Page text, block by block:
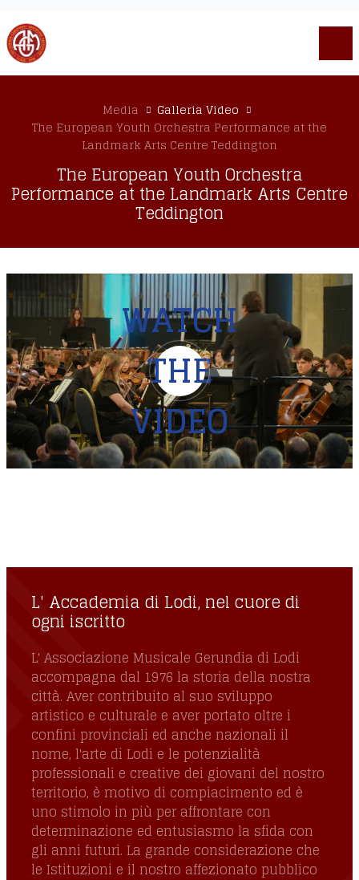
Media
Galleria Video
The European Youth Orchestra Performance at the
Landmark Arts Centre Teddington
The European Youth Orchestra
Performance at the Landmark Arts Centre
Teddington
WATCH
THE
VIDEO
L' Accademia di Lodi, nel cuore di
ogni iscritto
L' Associazione Musicale Gerundia di Lodi
accompagna dal 1976 la storia della nostra
città. Aver contribuito al suo sviluppo
artistico e culturale e aver portato oltre i
confini provinciali ed anche nazionali il
nome, l'arte di Lodi e le potenzialità
professionali e creative dei giovani del nostro
territorio, è motivo di compiacimento ed è
uno stimolo in più per affrontare con
determinazione ed entusiasmo la sfida con
gli anni futuri. La grande considerazione che
le Istituzioni e il nostro affezionato pubblico